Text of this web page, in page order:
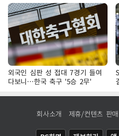
외국인 심판 성 접대 7경기 들여
다보니…한국 축구 '5승 2무'
회사소개 제휴/컨텐츠 판매